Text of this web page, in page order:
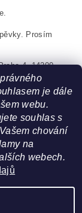
Prosím
4, 14200,
je dále
webu.
souhlas s
chování
na
webech.